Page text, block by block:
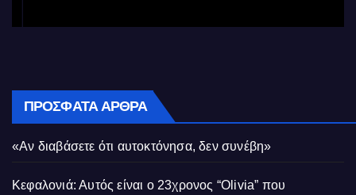
ΠΡΌΣΦΑΤΑ ΆΡΘΡΑ
«Αν διαβάσετε ότι αυτοκτόνησα, δεν συνέβη»
Κεφαλονιά: Αυτός είναι ο 23χρονος “Olivia” που